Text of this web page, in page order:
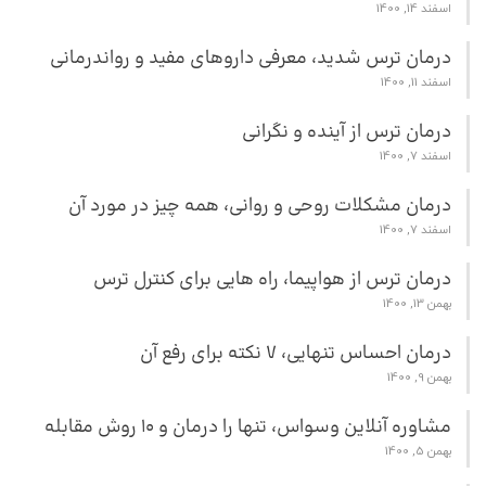
اسفند 14, 1400
درمان ترس شدید، معرفی داروهای مفید و رواندرمانی
اسفند 11, 1400
درمان ترس از آینده و نگرانی
اسفند 7, 1400
درمان مشکلات روحی و روانی، همه چیز در مورد آن
اسفند 7, 1400
درمان ترس از هواپیما، راه هایی برای کنترل ترس
بهمن 13, 1400
درمان احساس تنهایی، 7 نکته برای رفع آن
بهمن 9, 1400
مشاوره آنلاین وسواس، تنها را درمان و 10 روش مقابله
بهمن 5, 1400